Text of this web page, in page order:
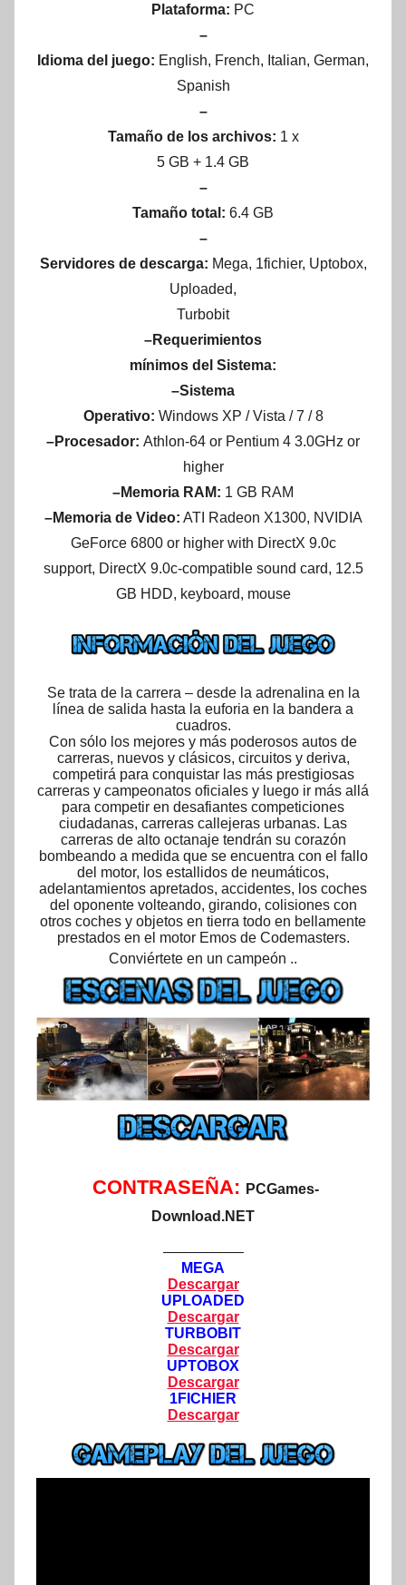
Plataforma: PC
–
Idioma del juego: English, French, Italian, German,
Spanish
–
Tamaño de los archivos: 1 x
5 GB + 1.4 GB
–
Tamaño total: 6.4 GB
–
Servidores de descarga: Mega, 1fichier, Uptobox,
Uploaded,
Turbobit
–Requerimientos
mínimos del Sistema:
–Sistema
Operativo: Windows XP / Vista / 7 / 8
–Procesador: Athlon-64 or Pentium 4 3.0GHz or
higher
–Memoria RAM: 1 GB RAM
–Memoria de Video: ATI Radeon X1300, NVIDIA
GeForce 6800 or higher with DirectX 9.0c
support, DirectX 9.0c-compatible sound card, 12.5
GB HDD, keyboard, mouse
Se trata de la carrera – desde la adrenalina en la
línea de salida hasta la euforia en la bandera a
cuadros.
Con sólo los mejores y más poderosos autos de
carreras, nuevos y clásicos, circuitos y deriva,
competirá para conquistar las más prestigiosas
carreras y campeonatos oficiales y luego ir más allá
para competir en desafiantes competiciones
ciudadanas, carreras callejeras urbanas. Las
carreras de alto octanaje tendrán su corazón
bombeando a medida que se encuentra con el fallo
del motor, los estallidos de neumáticos,
adelantamientos apretados, accidentes, los coches
del oponente volteando, girando, colisiones con
otros coches y objetos en tierra todo en bellamente
prestados en el motor Emos de Codemasters.
Conviértete en un campeón ..
CONTRASEÑA: PCGames-
Download.NET
—————–
MEGA
Descargar
UPLOADED
Descargar
TURBOBIT
Descargar
UPTOBOX
Descargar
1FICHIER
Descargar